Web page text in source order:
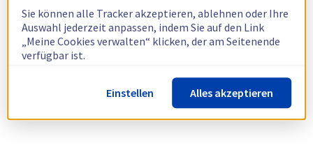
Sie können alle Tracker akzeptieren, ablehnen oder Ihre
Auswahl jederzeit anpassen, indem Sie auf den Link
„Meine Cookies verwalten“ klicken, der am Seitenende
verfügbar ist.
Weitere Informationen finden Sie in unsererRichtlinie
zur Verwendung von Cookies.
Einstellen Alles akzeptieren